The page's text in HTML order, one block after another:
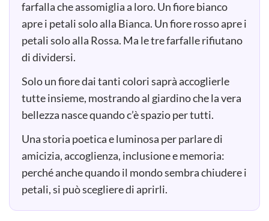
farfalla che assomiglia a loro. Un fiore bianco
apre i petali solo alla Bianca. Un fiore rosso apre i
petali solo alla Rossa. Ma le tre farfalle rifiutano
di dividersi.
Solo un fiore dai tanti colori saprà accoglierle
tutte insieme, mostrando al giardino che la vera
bellezza nasce quando c’è spazio per tutti.
Una storia poetica e luminosa per parlare di
amicizia, accoglienza, inclusione e memoria:
perché anche quando il mondo sembra chiudere i
petali, si può scegliere di aprirli.